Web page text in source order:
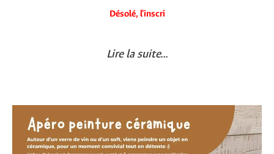
Désolé, l'inscri
Lire la suite...